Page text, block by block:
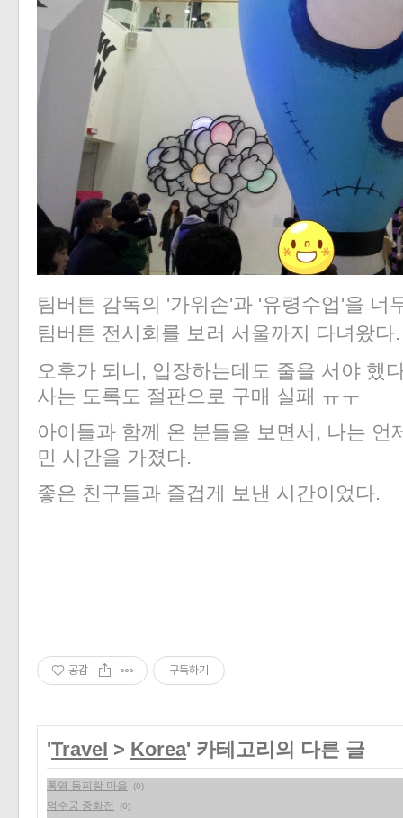
팀버튼 감독의 '가위손'과 '유령수업'을 너
팀버튼 전시회를 보러 서울까지 다녀왔다.
오후가 되니, 입장하는데도 줄을 서야 했
사는 도록도 절판으로 구매 실패 ㅠㅜ
아이들과 함께 온 분들을 보면서, 나는 언
민 시간을 가졌다.
좋은 친구들과 즐겁게 보낸 시간이었다.
공감 구독하기
'Travel > Korea' 카테고리의 다른 글
통영 동피랑 마을 (0)
덕수궁 중화전 (0)